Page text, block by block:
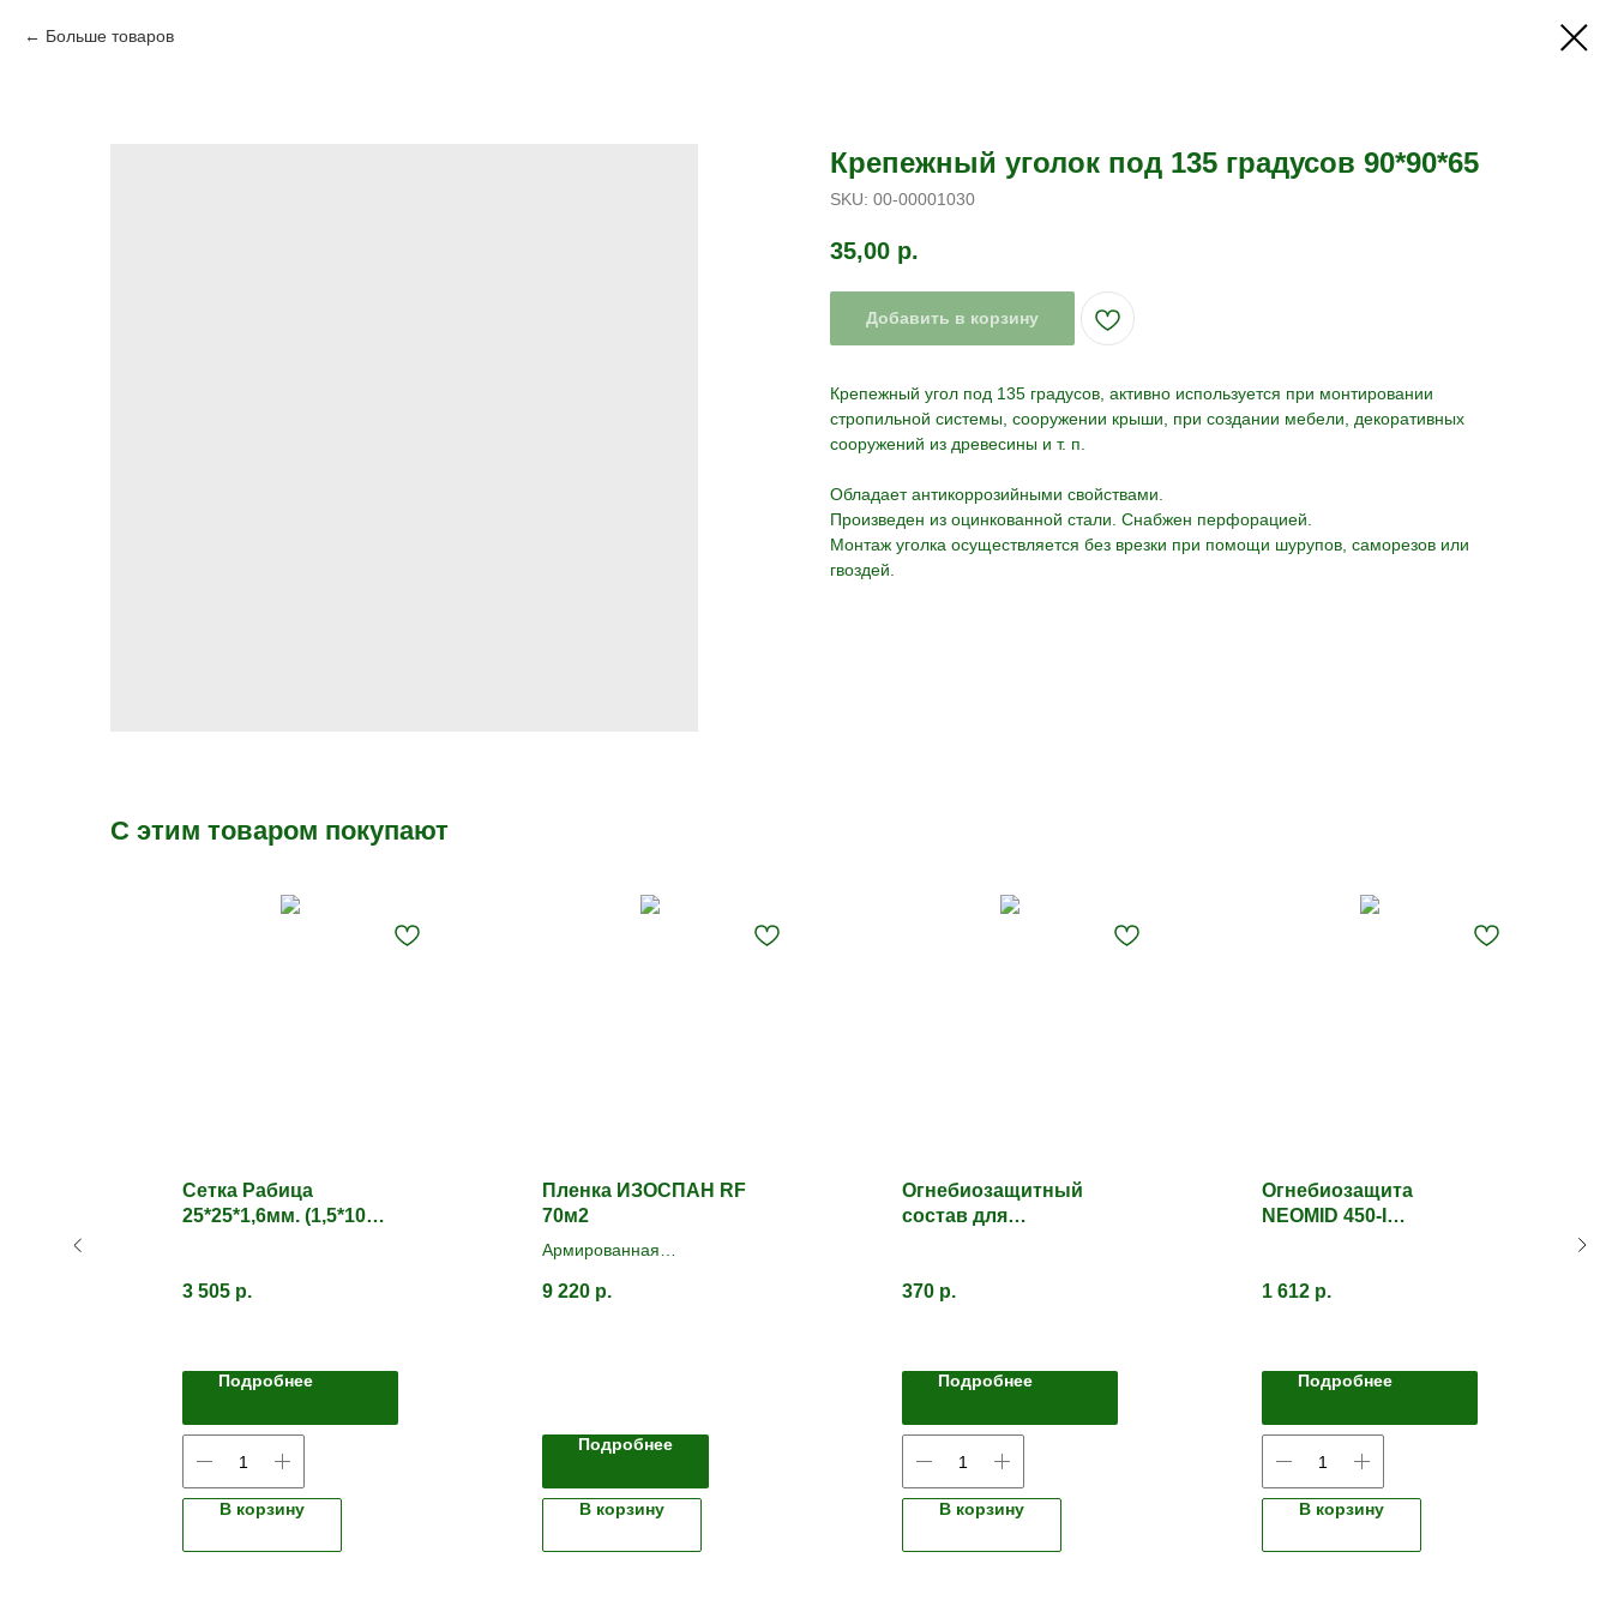
Больше товаров
Крепежный уголок под 135 градусов 90*90*65
SKU: 00-00001030
35,00 р.
Добавить в корзину
Крепежный угол под 135 градусов, активно используется при монтировании
стропильной системы, сооружении крыши, при создании мебели, декоративных
сооружений из древесины и т. п.
Обладает антикоррозийными свойствами.
Произведен из оцинкованной стали. Снабжен перфорацией.
Монтаж уголка осуществляется без врезки при помощи шурупов, саморезов или
гвоздей.
С этим товаром покупают
Сетка Рабица
25*25*1,6мм. (1,5*10м)
3 505 р.
Подробнее
В корзину
Пленка ИЗОСПАН RF
70м2
Армированная
теплоотражающей
9 220 р.
Подробнее
В корзину
Огнебиозащитный
состав для
370 р.
Подробнее
В корзину
Огнебиозащита
NEOMID 450-I
1 612 р.
Подробнее
В корзину